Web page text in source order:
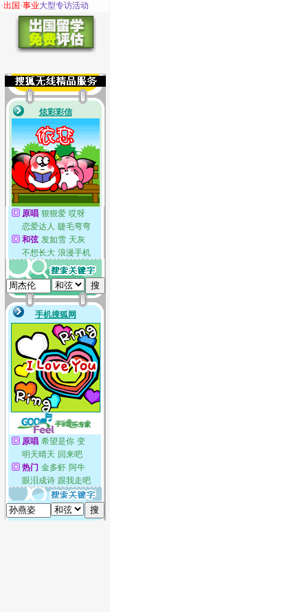
·出国·事业大型专访活动